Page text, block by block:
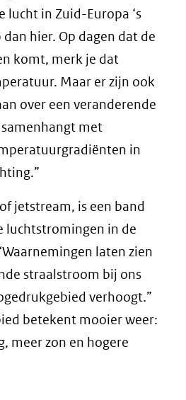
een
lucht in Zuid-Europa ‘s
hier. Op dagen dat de
komt, merk je dat
Maar er zijn ook
over een veranderende
met
in
jetstream, is een band
luchtstromingen in de
laten zien
straalstroom bij ons
verhoogt.”
betekent mooier weer:
meer zon en hogere